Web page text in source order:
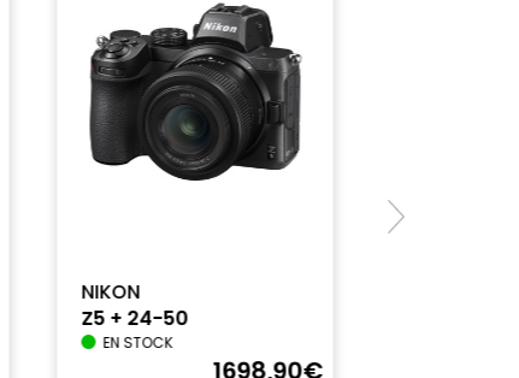
NIKON
Z5 + 24-50
EN STOCK
1698,90€